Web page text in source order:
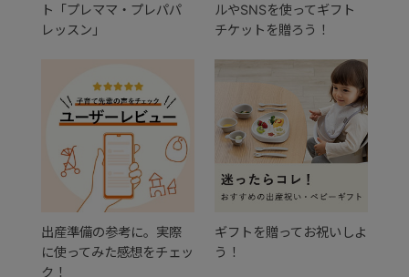
ト「プレママ・プレパパ
レッスン」
ルやSNSを使ってギフト
チケットを贈ろう！
出産準備の参考に。実際
に使ってみた感想をチェッ
ク！
ギフトを贈ってお祝いしよ
う！